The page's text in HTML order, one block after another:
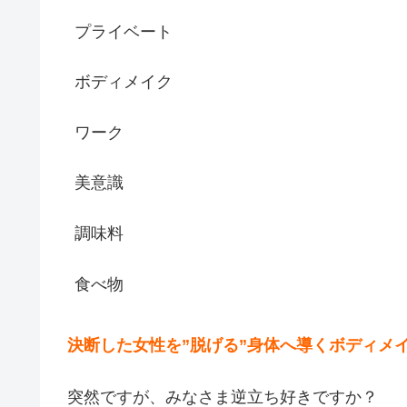
プライベート
ボディメイク
ワーク
美意識
調味料
食べ物
決断した女性を”脱げる”身体へ導くボディメ
突然ですが、みなさま逆立ち好きですか？